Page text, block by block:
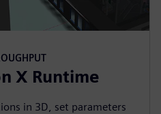
X Runtime
in 3D, set parameters